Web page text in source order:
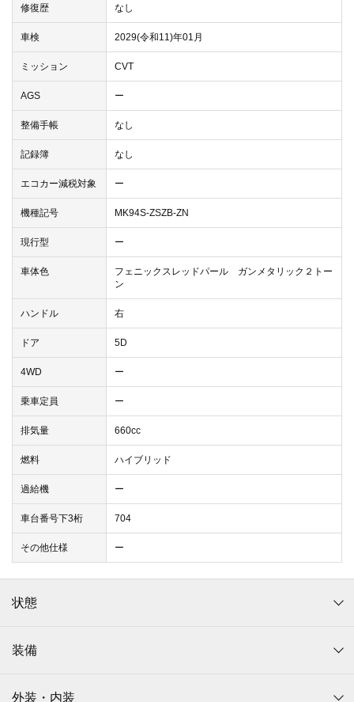
修復歴 なし
車検 2029(令和11)年01月
ミッション CVT
AGS ー
整備手帳 なし
記録簿 なし
エコカー減税対象 ー
機種記号 MK94S-ZSZB-ZN
現行型 ー
車体色
フェニックスレッドパール ガンメタリック２トー
ン
ハンドル 右
ドア 5D
4WD ー
乗車定員 ー
排気量 660cc
燃料 ハイブリッド
過給機 ー
車台番号下3桁 704
その他仕様 ー
状態
装備
外装・内装